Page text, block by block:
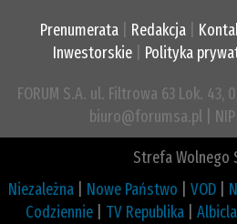
Prenumerata Redakcja
Inwestorskie| Polityka
FORUM S.A. ul. Filtrowa 63 Lok.
biuro@forumsa.pl | NIP
Strefa Wolnego
Niezależna
Nowe Państwo VOD
Codziennie
TV Republika Albicla